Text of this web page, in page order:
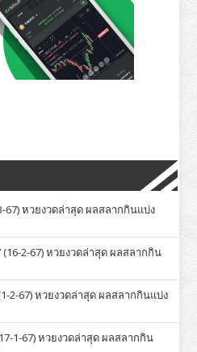
67) หวยงวดล่าสุด ผลสลากกินแบ่ง
2-67) หวยงวดล่าสุด ผลสลากกิน
2-67) หวยงวดล่าสุด ผลสลากกินแบ่ง
1-67) หวยงวดล่าสุด ผลสลากกิน